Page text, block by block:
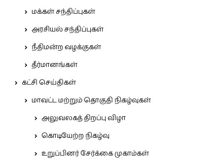
மக்கள் சந்திப்புகள்
அரசியல் சந்திப்புகள்
நீதிமன்ற வழக்குகள்
தீர்மானங்கள்
கட்சி செய்திகள்
மாவட்ட மற்றும் தொகுதி நிகழ்வுகள்
அலுவலகத் திறப்பு விழா
கொடியேற்ற நிகழ்வு
உறுப்பினர் சேர்க்கை முகாம்கள்